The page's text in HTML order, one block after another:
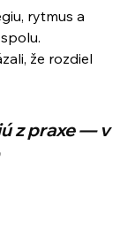
rytmus a
že rozdiel
z praxe — v